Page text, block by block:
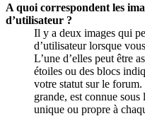
A quoi correspondent les
d’utilisateur ?
Il y a deux images qui
d’utilisateur lorsque
L’une d’elles peut être
étoiles ou des blocs
votre statut sur le
grande, est connue sous
unique ou propre à